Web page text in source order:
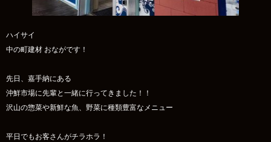
ハイサイ
中の町建材 おながです！
先日、嘉手納にある
沖鮮市場に先輩と一緒に行ってきました！！
沢山の惣菜や新鮮な魚、野菜に種類豊富なメニュー
平日でもお客さんがチラホラ！